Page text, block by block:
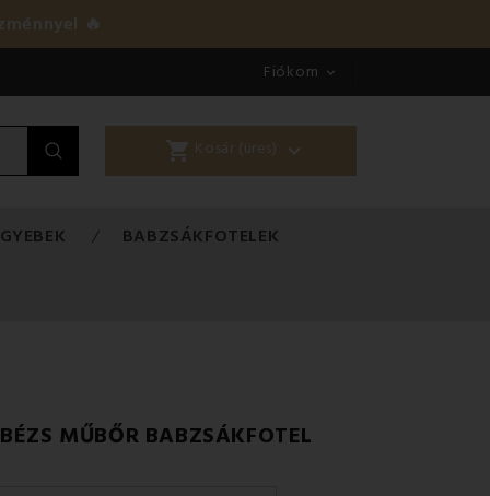
🔥
Fiókom 
shopping_cart Kosár (üres) 
BABZSÁKFOTELEK
MŰBŐR BABZSÁKFOTEL